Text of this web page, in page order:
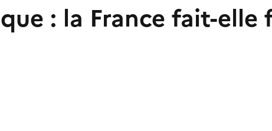
: la France fait-elle